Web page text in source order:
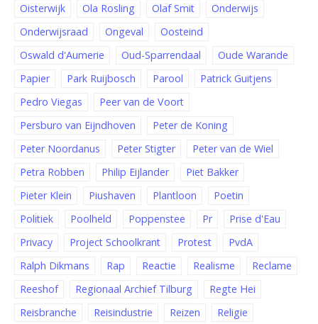
Oisterwijk
Ola Rosling Olaf Smit
Onderwijs
Onderwijsraad
Ongeval
Oosteind
Oswald d'Aumerie
Oud-Sparrendaal
Oude Warande
Papier
Park Ruijbosch Parool
Patrick Guitjens
Pedro Viegas
Peer van de Voort
Persburo van Eijndhoven
Peter de Koning
Peter Noordanus
Peter Stigter
Peter van de Wiel
Petra Robben
Philip Eijlander
Piet Bakker
Pieter Klein
Piushaven Plantloon
Poetin
Politiek
Poolheld Poppenstee Pr
Prise d'Eau
Privacy
Project Schoolkrant Protest
PvdA
Ralph Dikmans
Rap Reactie Realisme
Reclame
Reeshof
Regionaal Archief Tilburg
Regte Hei
Reisbranche
Reisindustrie Reizen
Religie